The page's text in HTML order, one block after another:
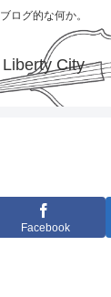
ブログ的な何か。
Liberty City
Facebook